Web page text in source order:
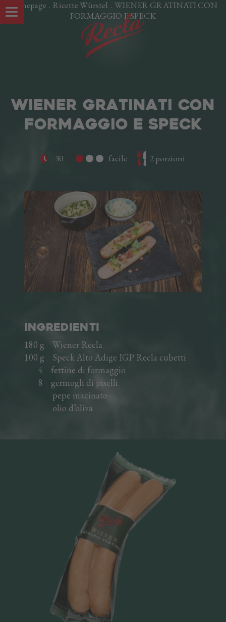
Homepage . Ricette Würstel . WIENER GRATINATI CON
FORMAGGIO E SPECK
LE NOSTRE SPECIALITÀ
UNA STORIA DI FAMIGLIA
IN VAL VENOSTA
L'AZIENDA
AREA TRADE
WIENER GRATINATI CON
FORMAGGIO E SPECK
30 facile 2 porzioni
INGREDIENTI
180 g Wiener Recla
100 g Speck Alto Adige IGP Recla cubetti
4 fettine di formaggio
8 germogli di piselli
pepe macinato
olio d’oliva